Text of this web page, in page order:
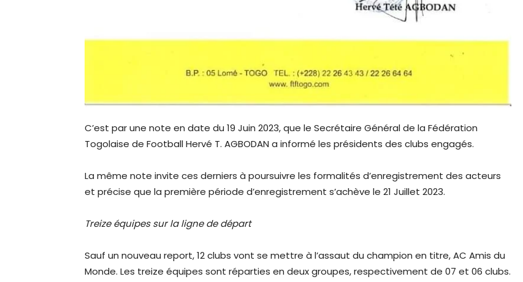
C’est par une note en date du 19 Juin 2023, que le Secrétaire Général de la Fédération
Togolaise de Football Hervé T. AGBODAN a informé les présidents des clubs engagés.
La même note invite ces derniers à poursuivre les formalités d’enregistrement des acteurs
et précise que la première période d’enregistrement s’achève le 21 Juillet 2023.
Treize équipes sur la ligne de départ
Sauf un nouveau report, 12 clubs vont se mettre à l’assaut du champion en titre, AC Amis du
Monde. Les treize équipes sont réparties en deux groupes, respectivement de 07 et 06 clubs.